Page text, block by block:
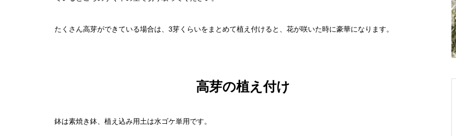
たくさん高芽ができている場合は、3芽くらいをまとめて植え付けると、花が咲いた時に豪華になります。
高芽の植え付け
鉢は素焼き鉢、植え込み用土は水ゴケ単用です。